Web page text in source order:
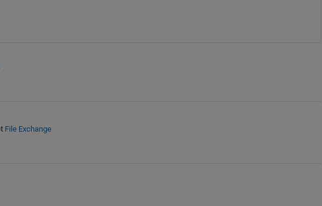
File Exchange